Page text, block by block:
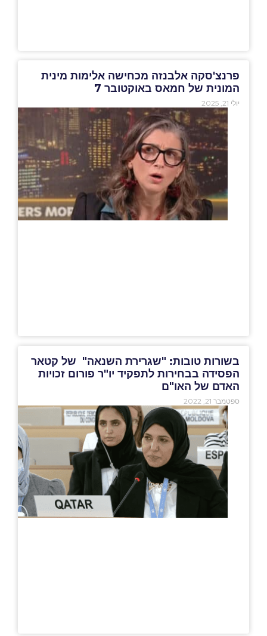
פרנצ'סקה אלבנזה מכחישה אלימות מינית
המונית של חמאס באוקטובר 7
יולי 21, 2025
בשורות טובות: "שגרירת השנאה" של קטאר
הפסידה בבחירות לתפקיד יו"ר פורום זכויות
האדם של האו"ם
ספטמבר 21, 2022